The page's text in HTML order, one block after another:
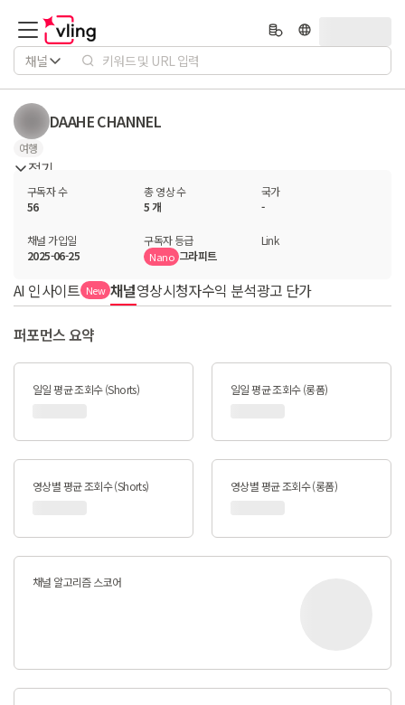
채널
DAAHE CHANNEL
여행
접기
구독자 수
56
총 영상 수
5 개
국가
-
채널 가입일
2025-06-25
구독자 등급
Nano 그라피트
Link
AI 인사이트 New 채널영상시청자수익 분석광고 단가
퍼포먼스 요약
일일 평균 조회수 (Shorts) 일일 평균 조회수 (롱폼)
영상별 평균 조회수 (Shorts) 영상별 평균 조회수 (롱폼)
채널 알고리즘 스코어